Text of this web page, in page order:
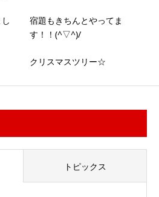
宿題もきちんとやってま
す！！(^▽^)/
クリスマスツリー☆
トピックス